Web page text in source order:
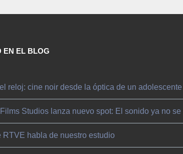
EN EL BLOG
reloj: cine noir desde la óptica de un adolescente
Studios lanza nuevo spot: El sonido ya no se
RTVE habla de nuestro estudio